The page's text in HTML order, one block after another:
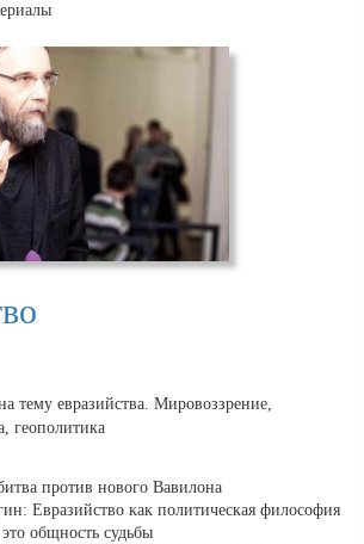
тему евразийства. Мировоззрение,
геополитика
против нового Вавилона
Евразийство как политическая философия
общность судьбы